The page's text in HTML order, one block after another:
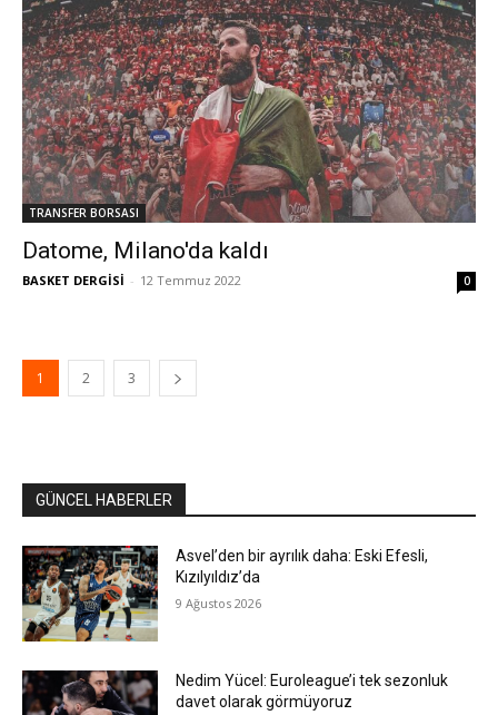
TRANSFER BORSASI
Datome, Milano'da kaldı
BASKET DERGİSİ - 12 Temmuz 2022 0
1 2 3
GÜNCEL HABERLER
Asvel’den bir ayrılık daha: Eski Efesli,
Kızılyıldız’da
9 Ağustos 2026
Nedim Yücel: Euroleague’i tek sezonluk
davet olarak görmüyoruz